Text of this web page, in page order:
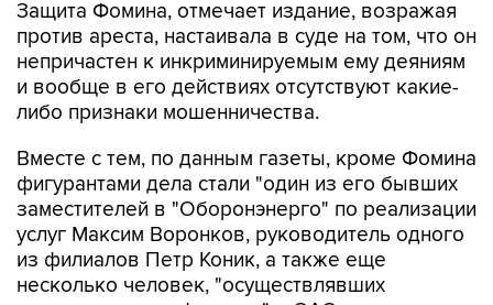
Защита Фомина, отмечает издание, возражая
против ареста, настаивала в суде на том, что он
непричастен к инкриминируемым ему деяниям
и вообще в его действиях отсутствуют какие-
либо признаки мошенничества.
Вместе с тем, по данным газеты, кроме Фомина
фигурантами дела стали "один из его бывших
заместителей в "Оборонэнерго" по реализации
услуг Максим Воронков, руководитель одного
из филиалов Петр Коник, а также еще
несколько человек, "осуществлявших